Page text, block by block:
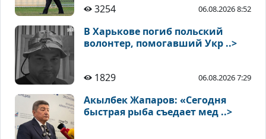
3254 06.08.2026 8:52
В Харькове погиб польский
волонтер, помогавший Укр ..>
1829 06.08.2026 7:29
Акылбек Жапаров: «Сегодня
быстрая рыба съедает мед ..>